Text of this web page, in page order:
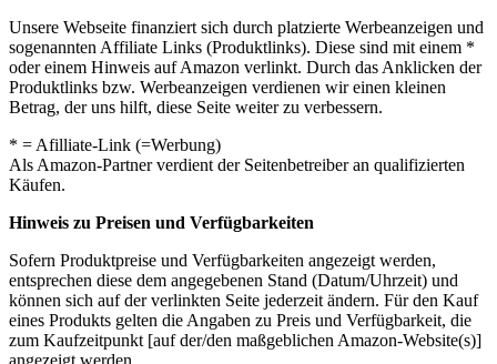
Unsere Webseite finanziert sich durch platzierte Werbeanzeigen und
sogenannten Affiliate Links (Produktlinks). Diese sind mit einem *
oder einem Hinweis auf Amazon verlinkt. Durch das Anklicken der
Produktlinks bzw. Werbeanzeigen verdienen wir einen kleinen
Betrag, der uns hilft, diese Seite weiter zu verbessern.
* = Afilliate-Link (=Werbung)
Als Amazon-Partner verdient der Seitenbetreiber an qualifizierten
Käufen.
Hinweis zu Preisen und Verfügbarkeiten
Sofern Produktpreise und Verfügbarkeiten angezeigt werden,
entsprechen diese dem angegebenen Stand (Datum/Uhrzeit) und
können sich auf der verlinkten Seite jederzeit ändern. Für den Kauf
eines Produkts gelten die Angaben zu Preis und Verfügbarkeit, die
zum Kaufzeitpunkt [auf der/den maßgeblichen Amazon-Website(s)]
angezeigt werden.